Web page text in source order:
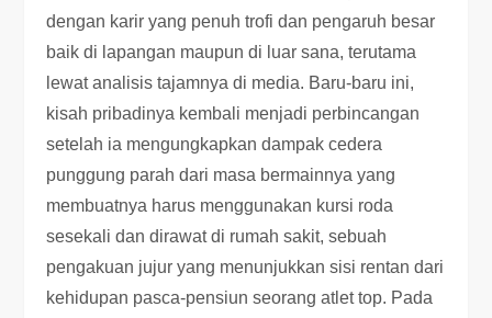
dengan karir yang penuh trofi dan pengaruh besar
baik di lapangan maupun di luar sana, terutama
lewat analisis tajamnya di media. Baru-baru ini,
kisah pribadinya kembali menjadi perbincangan
setelah ia mengungkapkan dampak cedera
punggung parah dari masa bermainnya yang
membuatnya harus menggunakan kursi roda
sesekali dan dirawat di rumah sakit, sebuah
pengakuan jujur yang menunjukkan sisi rentan dari
kehidupan pasca-pensiun seorang atlet top. Pada